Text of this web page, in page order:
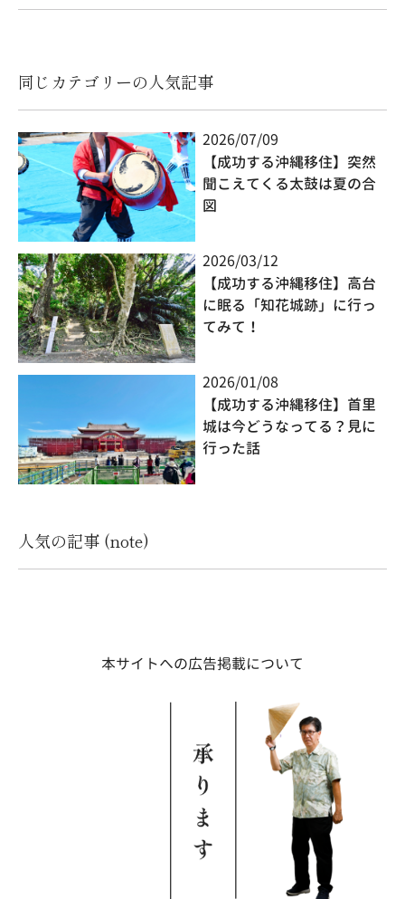
同じカテゴリーの人気記事
2026/07/09
【成功する沖縄移住】突然
聞こえてくる太鼓は夏の合
図
2026/03/12
【成功する沖縄移住】高台
に眠る「知花城跡」に行っ
てみて！
2026/01/08
【成功する沖縄移住】首里
城は今どうなってる？見に
行った話
人気の記事 (note)
本サイトへの広告掲載について